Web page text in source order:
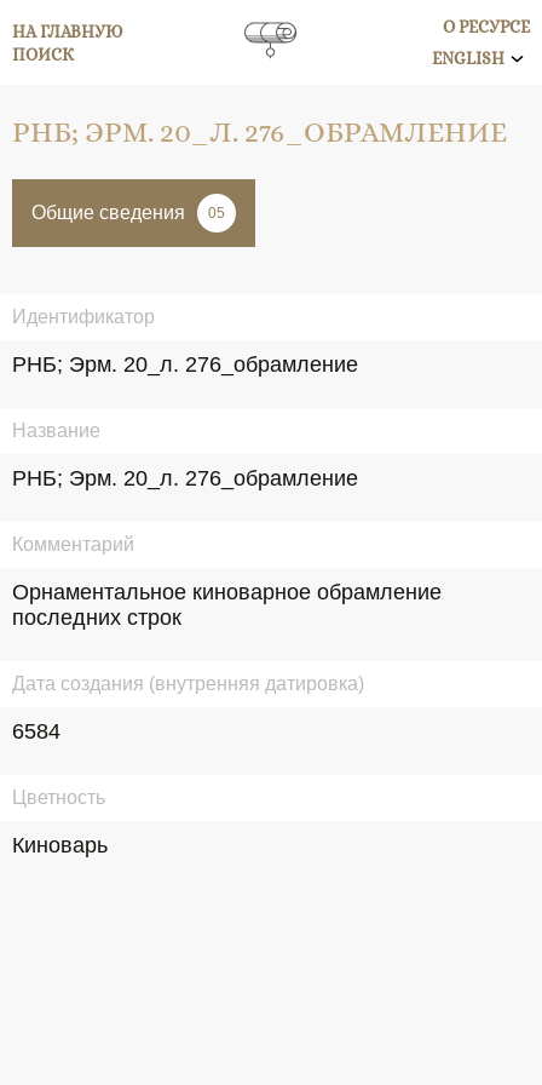
НА ГЛАВНУЮ
ПОИСК
О РЕСУРСЕ
ENGLISH
РНБ; ЭРМ. 20_Л. 276_ОБРАМЛЕНИЕ
Общие сведения 05
Идентификатор
РНБ; Эрм. 20_л. 276_обрамление
Название
РНБ; Эрм. 20_л. 276_обрамление
Комментарий
Орнаментальное киноварное обрамление
последних строк
Дата создания (внутренняя датировка)
6584
Цветность
Киноварь